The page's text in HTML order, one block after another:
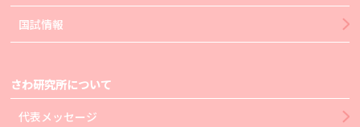
国試情報
さわ研究所について
代表メッセージ